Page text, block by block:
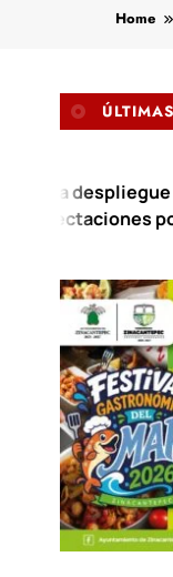
Home
de brigadas
por lluvia